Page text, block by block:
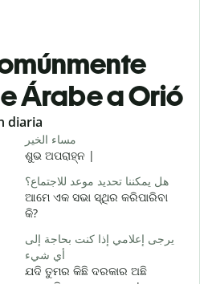
Árabe a Orió
diaria
مساء الخير
ଶୁଭ ଅପରାହ୍ନ |
هل يمكننا تحديد موعد للاجتماع؟
ଆମେ ଏକ ସଭା ସ୍ଥିର କରିପାରିବା
କି?
يرجى إعلامي إذا كنت بحاجة إلى
أي شيء
ଯଦି ତୁମର କିଛି ଦରକାର ଅଛି